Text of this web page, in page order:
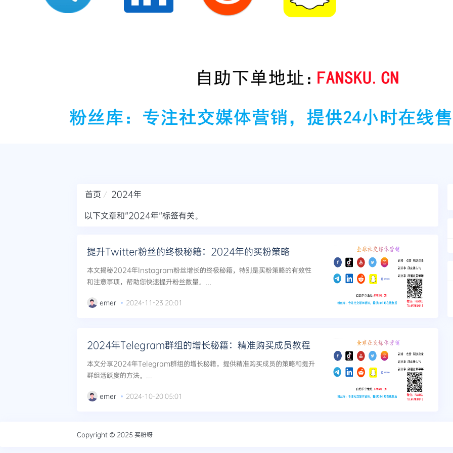
首页
2024年
以下文章和"2024年"标签有关。
提升Twitter粉丝的终极秘籍：2024年的买粉策略
本文揭秘2024年Instagram粉丝增长的终极秘籍，特别是买粉策略的有效性
和注意事项，帮助您快速提升粉丝数量。...
emer 2024-11-23 20:01
2024年Telegram群组的增长秘籍：精准购买成员教程
本文分享2024年Telegram群组的增长秘籍，提供精准购买成员的策略和提升
群组活跃度的方法。...
emer 2024-10-20 05:01
Copyright © 2025 买粉呀